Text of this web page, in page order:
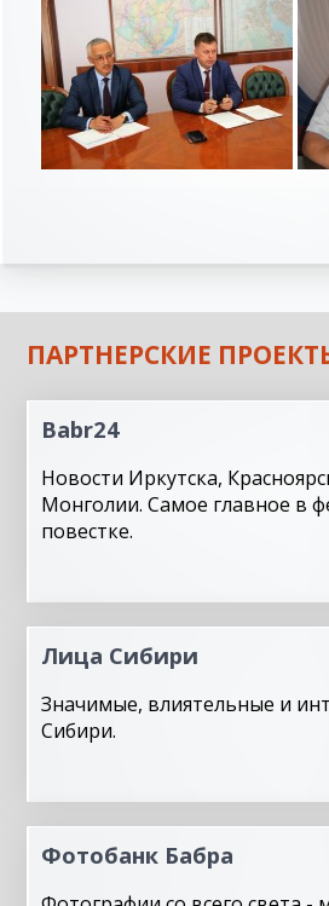
ПАРТНЕРСКИЕ
Babr24
Новости Иркутска,
Монголии. Самое главное в
повестке.
Лица Сибири
Значимые, влиятельные и
Сибири.
Фотобанк Бабра